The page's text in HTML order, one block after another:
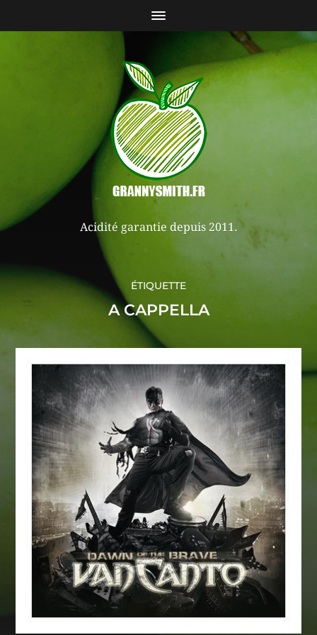
Acidité garantie depuis 2011.
ÉTIQUETTE
A CAPPELLA